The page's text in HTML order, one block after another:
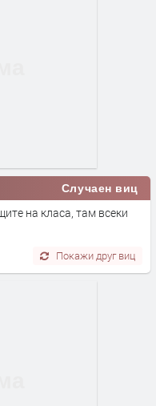
Случаен виц
на класа, там всеки
Покажи друг виц